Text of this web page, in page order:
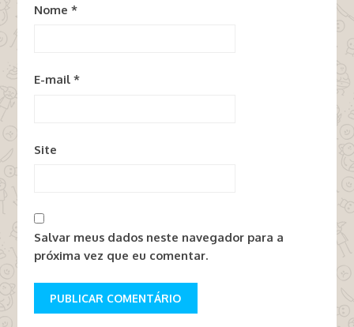
Nome *
E-mail *
Site
Salvar meus dados neste navegador para a
próxima vez que eu comentar.